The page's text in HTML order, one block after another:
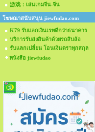
游戏：เล่นเกมจีน-จีน
โฆษณาสนับสนุน jiewfudao.com
K79 รับแลกเงินเรทดีกว่าธนาคาร
บริการรับส่งสินค้าด้วยรถสิบล้อ
รับแลกเปลี่ยน โอนเงินตราทุกสกุล
หนังสือ jiewfudao